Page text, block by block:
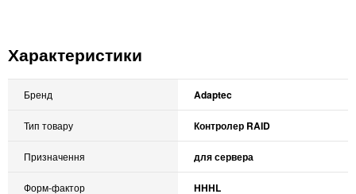
Характеристики
Бренд Adaptec
Тип товару Контролер RAID
Призначення для сервера
Форм-фактор HHHL